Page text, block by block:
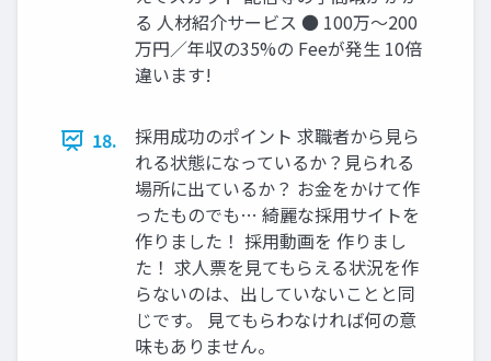
る ⼈材紹介サービス ● 100万〜200
万円∕年収の35%の Feeが発⽣ 10倍
違います!
18.
採⽤成功のポイント 求職者から⾒ら
れる状態になっているか？⾒られる
場所に出ているか？ お⾦をかけて作
ったものでも… 綺麗な採⽤サイトを
作りました！ 採⽤動画を 作りまし
た！ 求⼈票を⾒てもらえる状況を作
らないのは、出していないことと同
じです。 ⾒てもらわなければ何の意
味もありません。